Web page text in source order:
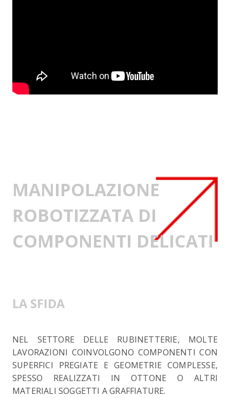
MANIPOLAZIONE
ROBOTIZZATA DI
COMPONENTI DELICATI
LA SFIDA
NEL SETTORE DELLE RUBINETTERIE, MOLTE
LAVORAZIONI COINVOLGONO COMPONENTI CON
SUPERFICI PREGIATE E GEOMETRIE COMPLESSE,
SPESSO REALIZZATI IN OTTONE O ALTRI
MATERIALI SOGGETTI A GRAFFIATURE.